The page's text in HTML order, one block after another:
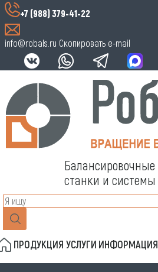
+7 (988) 379-41-22
info@robals.ru Скопировать e-mail
Балансировочные
станки и системы
ПРОДУКЦИЯ УСЛУГИ ИНФОРМАЦИЯ